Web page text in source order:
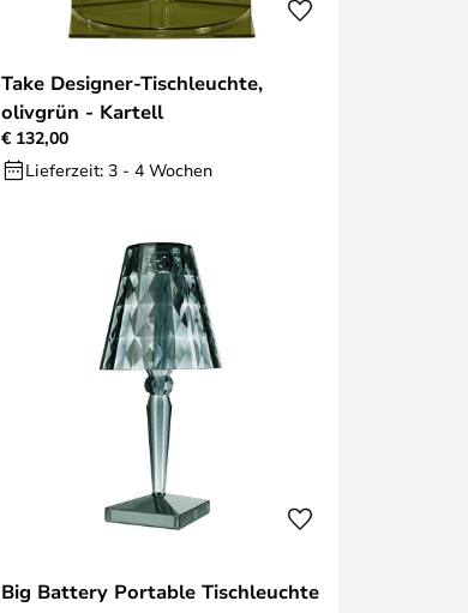
Take Designer-Tischleuchte,
olivgrün - Kartell
€ 132,00
Lieferzeit: 3 - 4 Wochen
Big Battery Portable Tischleuchte